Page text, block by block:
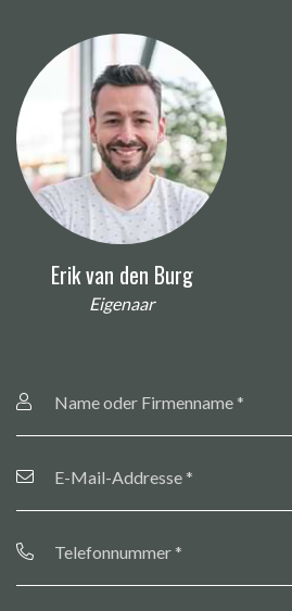
Erik van den Burg
Eigenaar
oder
Mail-